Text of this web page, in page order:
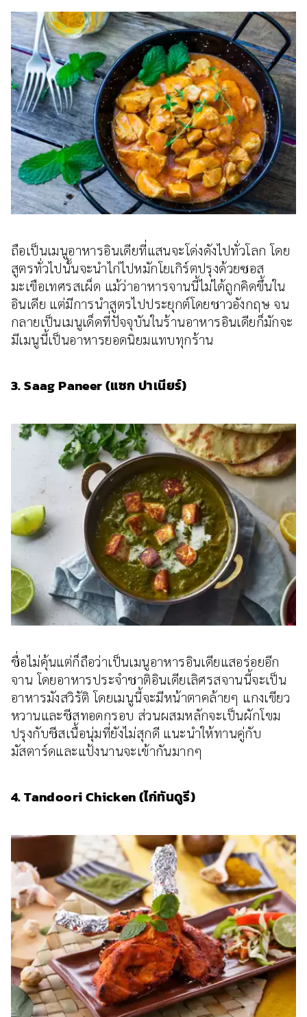
ถือเป็นเมนูอาหารอินเดียที่แสนจะโด่งดังไปทั่วโลก โดย
สูตรทั่วไปนั้นจะนำไก่ไปหมักโยเกิร์ตปรุงด้วยซอส
มะเขือเทศรสเผ็ด แม้ว่าอาหารจานนี้ไม่ได้ถูกคิดขึ้นใน
อินเดีย แต่มีการนำสูตรไปประยุกต์โดยชาวอังกฤษ จน
กลายเป็นเมนูเด็ดที่ปัจจุบันในร้านอาหารอินเดียก็มักจะ
มีเมนูนี้เป็นอาหารยอดนิยมแทบทุกร้าน
3. Saag Paneer (แซก ปาเนียร์)
ชื่อไม่คุ้นแต่ก็ถือว่าเป็นเมนูอาหารอินเดียแสอร่อยอีก
จาน โดยอาหารประจำชาติอินเดียเลิศรสจานนี้จะเป็น
อาหารมังสวิรัติ โดยเมนูนี้จะมีหน้าตาคล้ายๆ แกงเขียว
หวานและชีสทอดกรอบ ส่วนผสมหลักจะเป็นผักโขม
ปรุงกับชีสเนื้อนุ่มที่ยังไม่สุกดี แนะนำให้ทานคู่กับ
มัสตาร์ดและแป้งนานจะเข้ากันมากๆ
4. Tandoori Chicken (ไก่ทันดูรี)